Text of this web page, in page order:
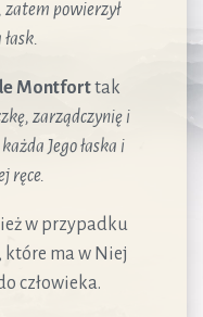
zatem powierzył
Montforttak
zarządczynię i
Jego łaska i
ręce.
w przypadku
, które ma w Niej
człowieka.